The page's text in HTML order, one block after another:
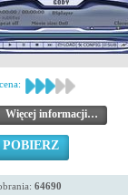
Więcej informacji…
POBIERZ
64690